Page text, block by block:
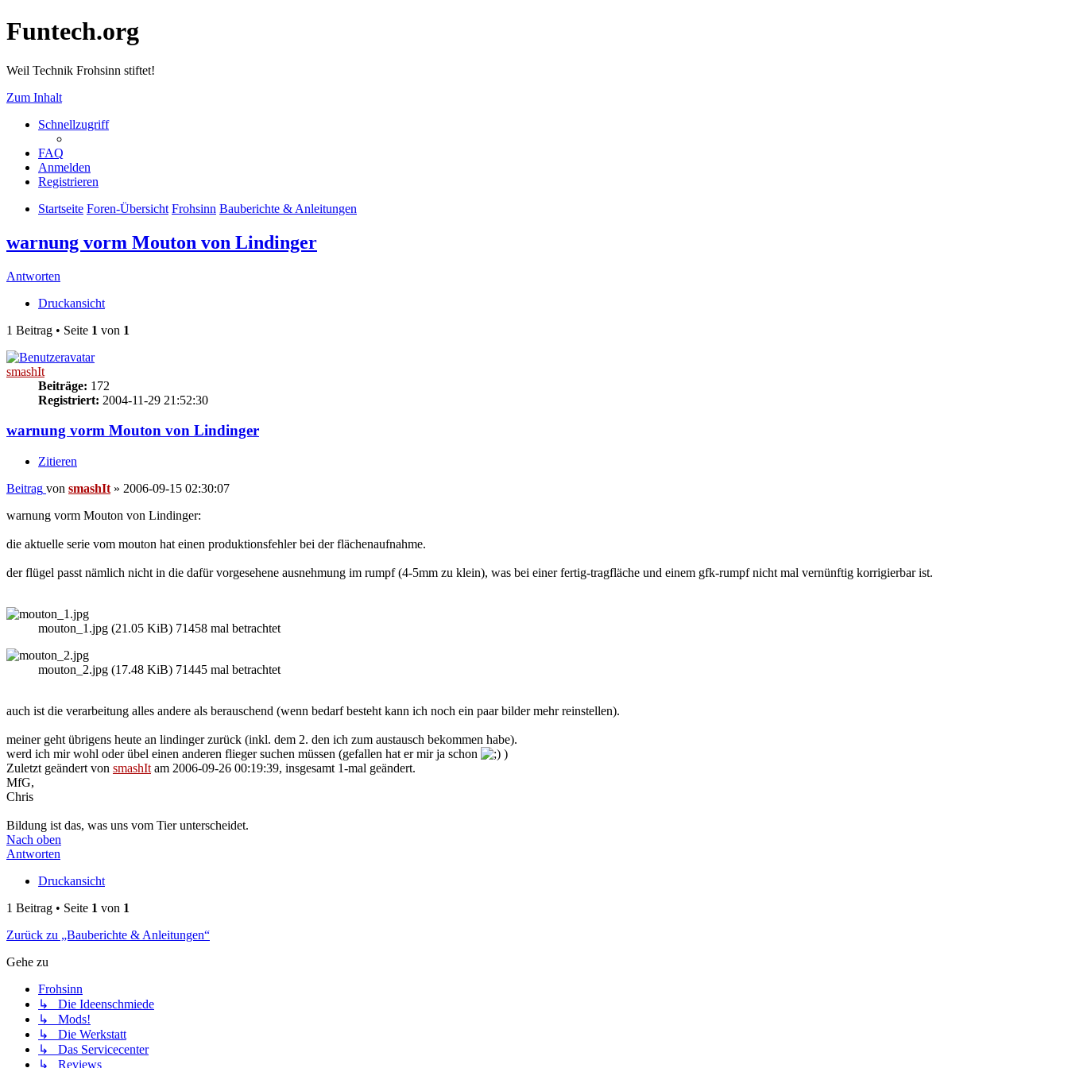
Funtech.org
Weil Technik Frohsinn stiftet!
Zum Inhalt
Schnellzugriff
FAQ
Anmelden
Registrieren
Startseite Foren-Übersicht Frohsinn Bauberichte & Anleitungen
warnung vorm Mouton von Lindinger
Antworten
Druckansicht
1 Beitrag • Seite 1 von 1
smashIt
Beiträge: 172
Registriert: 2004-11-29 21:52:30
warnung vorm Mouton von Lindinger
Zitieren
Beitrag von smashIt » 2006-09-15 02:30:07
warnung vorm Mouton von Lindinger:
die aktuelle serie vom mouton hat einen produktionsfehler bei der flächenaufnahme.
der flügel passt nämlich nicht in die dafür vorgesehene ausnehmung im rumpf (4-5mm zu klein), was bei einer fertig-tragfläche und einem gfk-rumpf nicht mal vernünftig korrigierbar ist.
mouton_1.jpg (21.05 KiB) 71458 mal betrachtet
mouton_2.jpg (17.48 KiB) 71445 mal betrachtet
auch ist die verarbeitung alles andere als berauschend (wenn bedarf besteht kann ich noch ein paar bilder mehr reinstellen).
meiner geht übrigens heute an lindinger zurück (inkl. dem 2. den ich zum austausch bekommen habe).
werd ich mir wohl oder übel einen anderen flieger suchen müssen (gefallen hat er mir ja schon
)
Zuletzt geändert von smashIt am 2006-09-26 00:19:39, insgesamt 1-mal geändert.
MfG,
Chris
Bildung ist das, was uns vom Tier unterscheidet.
Nach oben
Antworten
Druckansicht
1 Beitrag • Seite 1 von 1
Zurück zu „Bauberichte & Anleitungen“
Gehe zu
Frohsinn
↳ Die Ideenschmiede
↳ Mods!
↳ Die Werkstatt
↳ Das Servicecenter
↳ Reviews